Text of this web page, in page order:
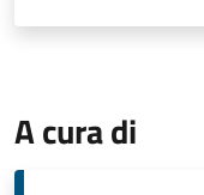
A cura di